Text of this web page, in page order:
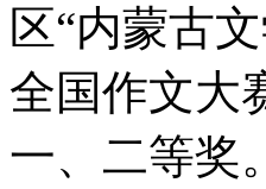
区“内蒙古
全国作文大
一、二等奖。